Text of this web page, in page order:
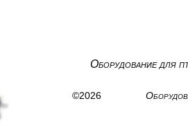
Оборудование для
©2026